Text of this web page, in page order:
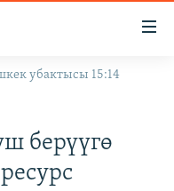
убактысы 15:14
берүүгө